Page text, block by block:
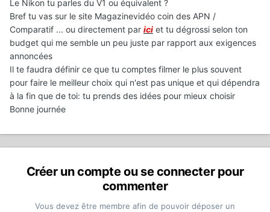
Le Nikon tu parles du V1 ou équivalent ?
Bref tu vas sur le site Magazinevidéo coin des APN /
Comparatif ... ou directement par ici et tu dégrossi selon ton
budget qui me semble un peu juste par rapport aux exigences
annoncées
Il te faudra définir ce que tu comptes filmer le plus souvent
pour faire le meilleur choix qui n'est pas unique et qui dépendra
à la fin que de toi: tu prends des idées pour mieux choisir
Bonne journée
Créer un compte ou se connecter pour
commenter
Vous devez être membre afin de pouvoir déposer un